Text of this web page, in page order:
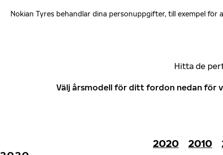
Nokian Tyres behandlar dina personuppgifter, till exempel
Hitta de
Välj årsmodell för ditt fordon nedan för
2020 2010